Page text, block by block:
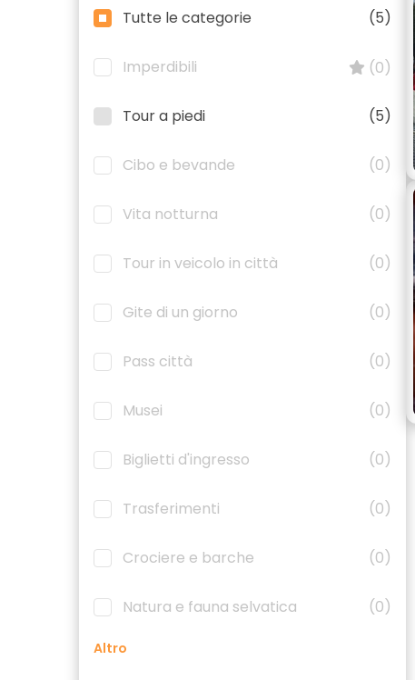
Tutte le categorie (5)
Imperdibili (0)
Tour a piedi (5)
Cibo e bevande (0)
Vita notturna (0)
Tour in veicolo in città (0)
Gite di un giorno (0)
Pass città (0)
Musei (0)
Biglietti d'ingresso (0)
Trasferimenti (0)
Crociere e barche (0)
Natura e fauna selvatica (0)
Altro